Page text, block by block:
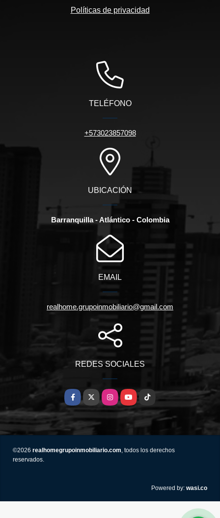
Políticas de privacidad
TELÉFONO
+573023857098
UBICACIÓN
Barranquilla - Atlántico - Colombia
EMAIL
realhome.grupoinmobiliario@gmail.com
REDES SOCIALES
Facebook
X InstagramYouTubeTikTok
©2026 realhomegrupoinmobiliario.com, todos los derechos
reservados.
Powered by: wasi.co